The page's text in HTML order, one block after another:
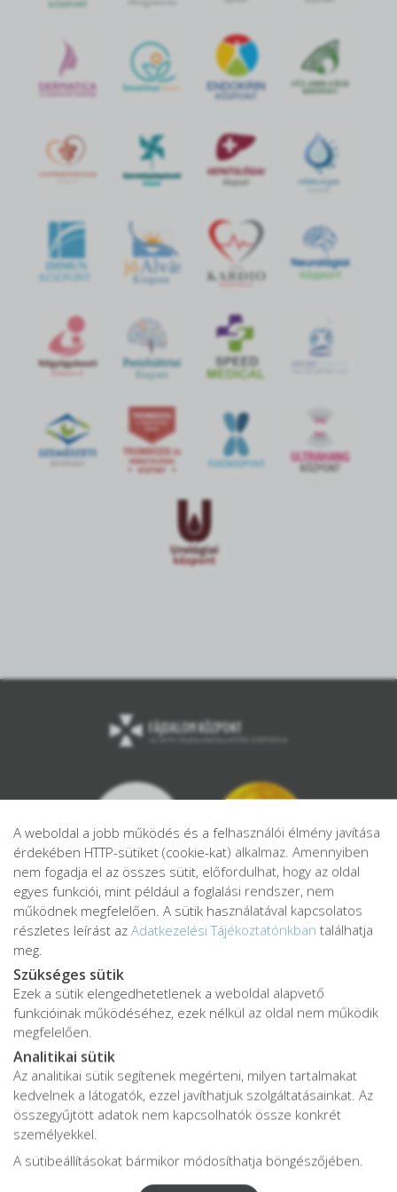
IMMUN
KÖZPONT
jó Alvás
Központ
Adatkezelési tájékoztató
Adatvédelmi tájékoztató
Impresszum
Karrier
Az oldalon feltüntetett árak az ÁFÁ-t tartalmazzák!
A weboldal a jobb működés és a felhasználói élmény javítása
érdekében HTTP-sütiket (cookie-kat) alkalmaz. Amennyiben
nem fogadja el az összes sütit, előfordulhat, hogy az oldal
egyes funkciói, mint például a foglalási rendszer, nem
működnek megfelelően. A sütik használatával kapcsolatos
részletes leírást az Adatkezelési Tájékoztatónkban találhatja
meg.
Szükséges sütik
Ezek a sütik elengedhetetlenek a weboldal alapvető
funkcióinak működéséhez, ezek nélkül az oldal nem működik
megfelelően.
Analitikai sütik
Az analitikai sütik segítenek megérteni, milyen tartalmakat
kedvelnek a látogatók, ezzel javíthatjuk szolgáltatásainkat. Az
összegyűjtött adatok nem kapcsolhatók össze konkrét
személyekkel.
A sütibeállításokat bármikor módosíthatja böngészőjében.